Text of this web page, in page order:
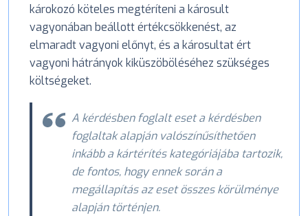
károkozó köteles megtéríteni a károsult
vagyonában beállott értékcsökkenést, az
elmaradt vagyoni előnyt, és a károsultat ért
vagyoni hátrányok kiküszöböléséhez szükséges
költségeket.
A kérdésben foglalt eset a kérdésben
foglaltak alapján valószínűsíthetően
inkább a kártérítés kategóriájába tartozik,
de fontos, hogy ennek során a
megállapítás az eset összes körülménye
alapján történjen.